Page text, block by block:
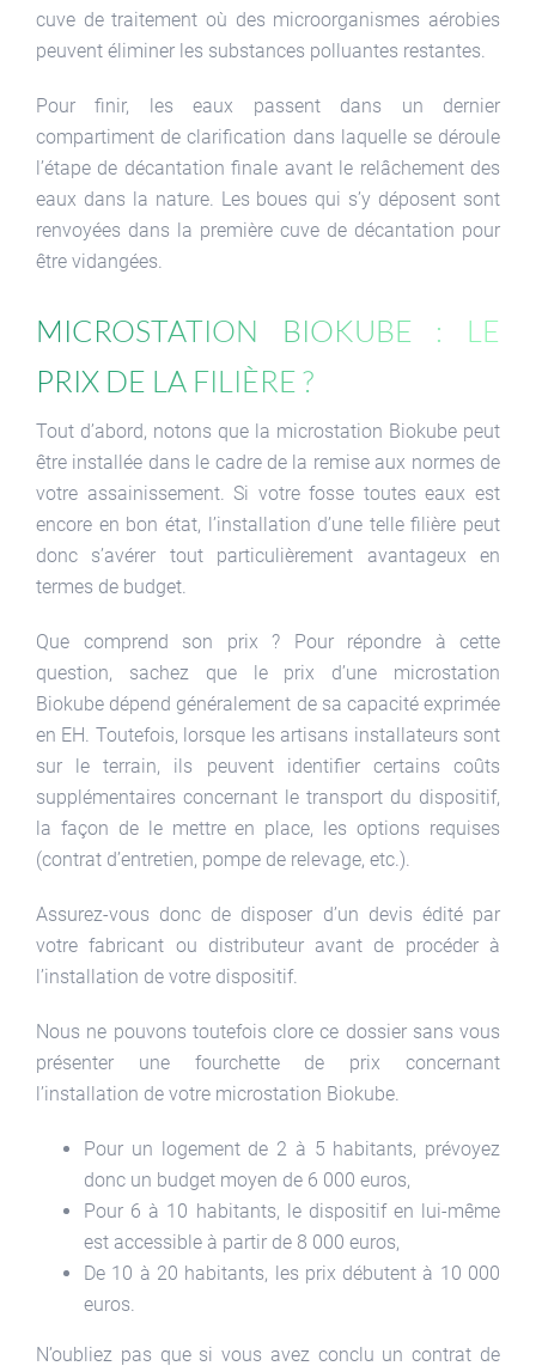
cuve de traitement où des microorganismes aérobies
peuvent éliminer les substances polluantes restantes.
Pour finir, les eaux passent dans un dernier
compartiment de clarification dans laquelle se déroule
l’étape de décantation finale avant le relâchement des
eaux dans la nature. Les boues qui s’y déposent sont
renvoyées dans la première cuve de décantation pour
être vidangées.
Microstation Biokube : Le
prix de la filière ?
Tout d’abord, notons que la microstation Biokube peut
être installée dans le cadre de la remise aux normes de
votre assainissement. Si votre fosse toutes eaux est
encore en bon état, l’installation d’une telle filière peut
donc s’avérer tout particulièrement avantageux en
termes de budget.
Que comprend son prix ? Pour répondre à cette
question, sachez que le prix d’une microstation
Biokube dépend généralement de sa capacité exprimée
en EH. Toutefois, lorsque les artisans installateurs sont
sur le terrain, ils peuvent identifier certains coûts
supplémentaires concernant le transport du dispositif,
la façon de le mettre en place, les options requises
(contrat d’entretien, pompe de relevage, etc.).
Assurez-vous donc de disposer d’un devis édité par
votre fabricant ou distributeur avant de procéder à
l’installation de votre dispositif.
Nous ne pouvons toutefois clore ce dossier sans vous
présenter une fourchette de prix concernant
l’installation de votre microstation Biokube.
Pour un logement de 2 à 5 habitants, prévoyez
donc un budget moyen de 6 000 euros,
Pour 6 à 10 habitants, le dispositif en lui-même
est accessible à partir de 8 000 euros,
De 10 à 20 habitants, les prix débutent à 10 000
euros.
N’oubliez pas que si vous avez conclu un contrat de